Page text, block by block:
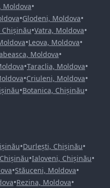
Moldova•
•Glodeni, Moldova•
•Vatra, Moldova•
•Leova, Moldova•
Moldova•
•Taraclia, Moldova•
•Criuleni, Moldova•
•Botanica, Chișinău•
•Durlești, Chișinău•
•Ialoveni, Chișinău•
•Stăuceni, Moldova•
•Rezina, Moldova•